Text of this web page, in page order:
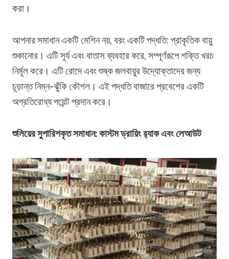
করা।
আপনার সমাধান একটি মেশিন নয়, বরং একটি পদ্ধতি: প্রাকৃতিক বায়ু
শুকানোর। এটি সূর্য এবং বাতাস ব্যবহার করে, সম্পূর্ণরূপে শক্তি খরচ
নির্মূল করে। এটি রোদে এবং শুষ্ক জলবায়ুর উদ্যোক্তাদের জন্য
চূড়ান্ত নিম্ন-ঝুঁকি কৌশল। এই পদ্ধতি বাজারে প্রবেশের একটি
অপ্রতিরোধ্য পয়েন্ট প্রদান করে।
শুলিয়ের সুপারিশকৃত সমাধান: কাস্টম ড্রায়িং র‌্যাক এবং লেআউট